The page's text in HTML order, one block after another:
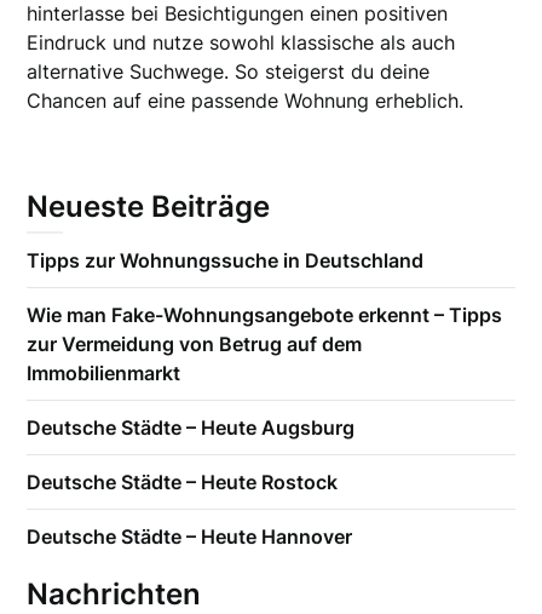
hinterlasse bei Besichtigungen einen positiven
Eindruck und nutze sowohl klassische als auch
alternative Suchwege. So steigerst du deine
Chancen auf eine passende Wohnung erheblich.
Neueste Beiträge
Tipps zur Wohnungssuche in Deutschland
Wie man Fake-Wohnungsangebote erkennt – Tipps
zur Vermeidung von Betrug auf dem
Immobilienmarkt
Deutsche Städte – Heute Augsburg
Deutsche Städte – Heute Rostock
Deutsche Städte – Heute Hannover
Nachrichten